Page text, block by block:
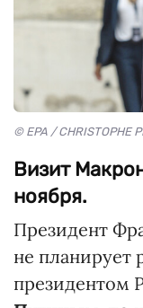
© EPA / CHRISTOPHE
Визит
ноября.
Президент
не планирует
президентом